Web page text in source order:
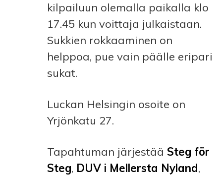
kilpailuun olemalla paikalla klo
17.45 kun voittaja julkaistaan.
Sukkien rokkaaminen on
helppoa, pue vain päälle eripari
sukat.
Luckan Helsingin osoite on
Yrjönkatu 27.
Tapahtuman järjestää Steg för
Steg, DUV i Mellersta Nyland,